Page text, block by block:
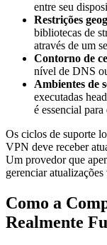
entre seu
Restrições
bibliotecas de
através de um
Contorno de
nível de DNS
Ambientes de
executadas
é essencial
Os ciclos de suporte
VPN deve receber
Um provedor que
gerenciar
Como a
Realmente